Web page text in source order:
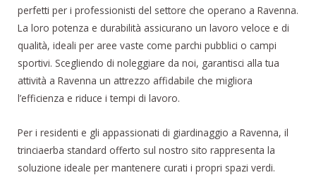
perfetti per i professionisti del settore che operano a Ravenna.
La loro potenza e durabilità assicurano un lavoro veloce e di
qualità, ideali per aree vaste come parchi pubblici o campi
sportivi. Scegliendo di noleggiare da noi, garantisci alla tua
attività a Ravenna un attrezzo affidabile che migliora
l’efficienza e riduce i tempi di lavoro.
Per i residenti e gli appassionati di giardinaggio a Ravenna, il
trinciaerba standard offerto sul nostro sito rappresenta la
soluzione ideale per mantenere curati i propri spazi verdi.